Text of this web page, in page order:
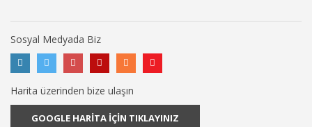
Sosyal Medyada Biz
Harita üzerinden bize ulaşın
GOOGLE HARİTA İÇİN TIKLAYINIZ